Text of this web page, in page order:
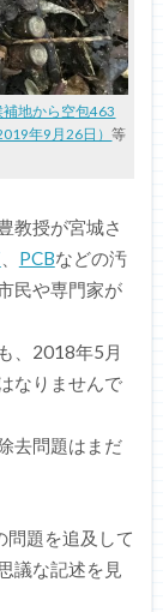
地から空包463
年9月26日）等
教授が宮城さ
PCBなどの汚
民や専門家が
、2018年5月
なりませんで
去問題はまだ
問題を追及して
議な記述を見